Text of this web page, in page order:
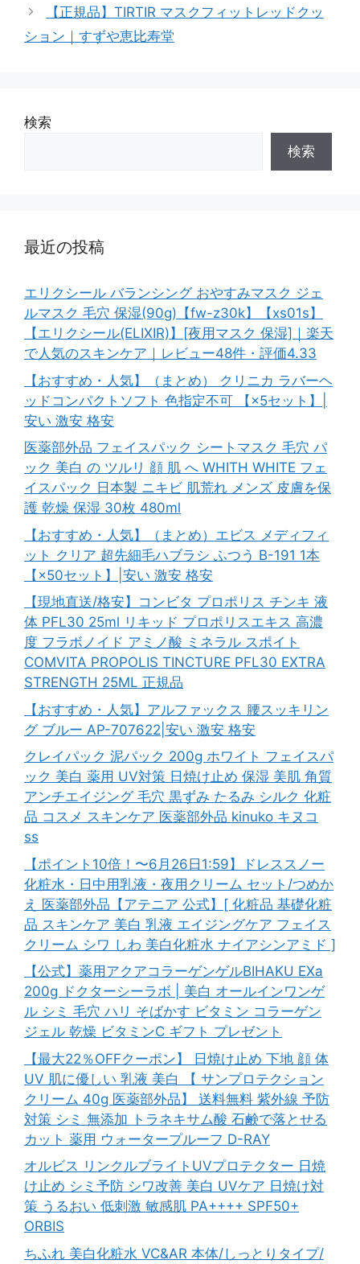
【正規品】TIRTIR マスクフィットレッドクッ
ション｜すずや恵比寿堂
検索
検索
最近の投稿
エリクシール バランシング おやすみマスク ジェ
ルマスク 毛穴 保湿(90g)【fw-z30k】【xs01s】
【エリクシール(ELIXIR)】[夜用マスク 保湿]｜楽天
で人気のスキンケア｜レビュー48件・評価4.33
【おすすめ・人気】（まとめ） クリニカ ラバーヘ
ッドコンパクトソフト 色指定不可 【×5セット】|
安い 激安 格安
医薬部外品 フェイスパック シートマスク 毛穴 パ
ック 美白 の ツルリ 顔 肌 へ WHITH WHITE フェ
イスパック 日本製 ニキビ 肌荒れ メンズ 皮膚を保
護 乾燥 保湿 30枚 480ml
【おすすめ・人気】（まとめ）エビス メディフィ
ット クリア 超先細毛ハブラシ ふつう B-191 1本
【×50セット】|安い 激安 格安
【現地直送/格安】コンビタ プロポリス チンキ 液
体 PFL30 25ml リキッド プロポリスエキス 高濃
度 フラボノイド アミノ酸 ミネラル スポイト
COMVITA PROPOLIS TINCTURE PFL30 EXTRA
STRENGTH 25ML 正規品
【おすすめ・人気】アルファックス 腰スッキリン
グ ブルー AP-707622|安い 激安 格安
クレイパック 泥パック 200g ホワイト フェイスパ
ック 美白 薬用 UV対策 日焼け止め 保湿 美肌 角質
アンチエイジング 毛穴 黒ずみ たるみ シルク 化粧
品 コスメ スキンケア 医薬部外品 kinuko キヌコ
ss
【ポイント10倍！〜6月26日1:59】ドレススノー
化粧水・日中用乳液・夜用クリーム セット/つめか
え 医薬部外品【アテニア 公式】[ 化粧品 基礎化粧
品 スキンケア 美白 乳液 エイジングケア フェイス
クリーム シワ しわ 美白化粧水 ナイアシンアミド ]
【公式】薬用アクアコラーゲンゲルBIHAKU EXa
200g ドクターシーラボ | 美白 オールインワンゲ
ル シミ 毛穴 ハリ そばかす ビタミン コラーゲン
ジェル 乾燥 ビタミンC ギフト プレゼント
【最大22％OFFクーポン】 日焼け止め 下地 顔 体
UV 肌に優しい 乳液 美白 【 サンプロテクション
クリーム 40g 医薬部外品】 送料無料 紫外線 予防
対策 シミ 無添加 トラネキサム酸 石鹸で落とせる
カット 薬用 ウォータープルーフ D-RAY
オルビス リンクルブライトUVプロテクター 日焼
け止め シミ予防 シワ改善 美白 UVケア 日焼け対
策 うるおい 低刺激 敏感肌 PA++++ SPF50+
ORBIS
ちふれ 美白化粧水 VC&AR 本体/しっとりタイプ/